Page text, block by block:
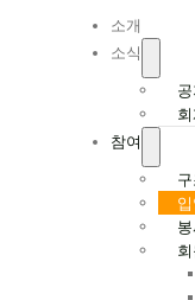
Navigation
소개
소식
참여
회